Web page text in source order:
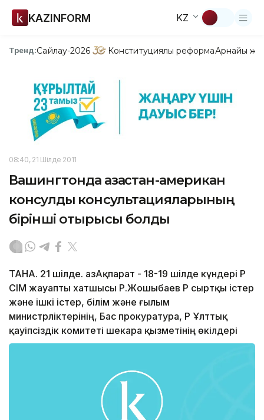
KAZINFORM KZ
Тренд:Сайлау-2026 Конституциялық реформаАрнайы
08:40, 21 Шілде 2011
Вашингтонда қазақстан-американ
консулдық консультацияларының
бірінші отырысы болды
ТАНА. 21 шілде. ҚазАқпарат - 18-19 шілде күндері ҚР
СІМ жауапты хатшысы Р.Жошыбаев ҚР сыртқы істер
және ішкі істер, білім және ғылым
министрліктерінің, Бас прокуратура, ҚР Ұлттық
қауіпсіздік комитеті шекара қызметінің өкілдері